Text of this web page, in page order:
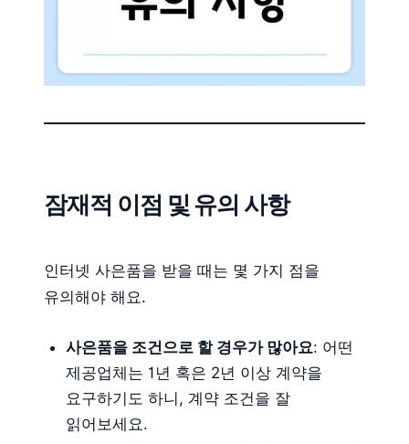
잠재적 이점 및 유의 사항
인터넷 사은품을 받을 때는 몇 가지 점을
유의해야 해요.
사은품을 조건으로 할 경우가 많아요: 어떤
제공업체는 1년 혹은 2년 이상 계약을
요구하기도 하니, 계약 조건을 잘
읽어보세요.